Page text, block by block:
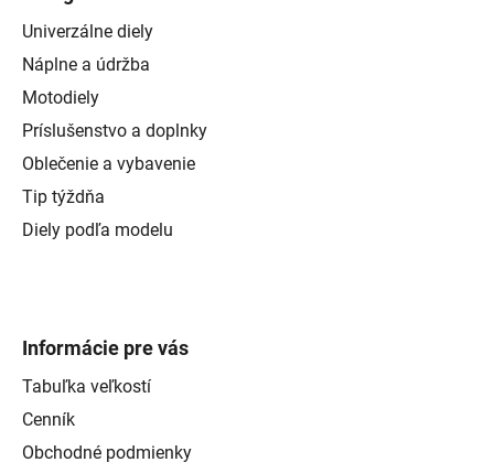
Univerzálne diely
Náplne a údržba
Motodiely
Príslušenstvo a doplnky
Oblečenie a vybavenie
Tip týždňa
Diely podľa modelu
Informácie pre vás
Tabuľka veľkostí
Cenník
Obchodné podmienky